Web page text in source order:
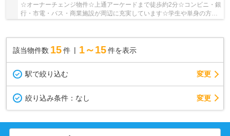
☆オーナーチェンジ物件☆上通アーケードまで徒歩約2分☆コンビニ・銀
行・市電・バス・商業施設が周辺に充実しています☆学生や単身の方に
おすすめ！セカンドハウスとしても利用可能です☆
該当物件数 15件 1～15 件を表示
駅で絞り込む 変更
絞り込み条件： なし 変更